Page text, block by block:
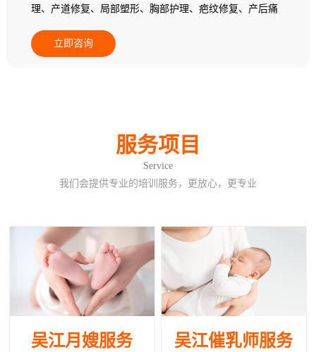
理、产道修复、局部塑形、胸部护理、疤纹修复、产后痛
经调理、产后益肾养护、产后暖宫养巢。
立即咨询
服务项目
Service
我们会提供专业的培训服务，更放心，更专业
吴江月嫂服务 吴江催乳师服务